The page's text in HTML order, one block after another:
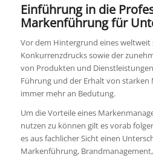
Einführung in die
Markenführung für
Vor dem Hintergrund eines
Konkurrenzdrucks sowie der
von Produkten und
Führung und der Erhalt von
immer mehr an Bedutung.
Um die Vorteile eines
nutzen zu können gilt es vorab
es aus fachlicher Sicht einen
Markenführung,